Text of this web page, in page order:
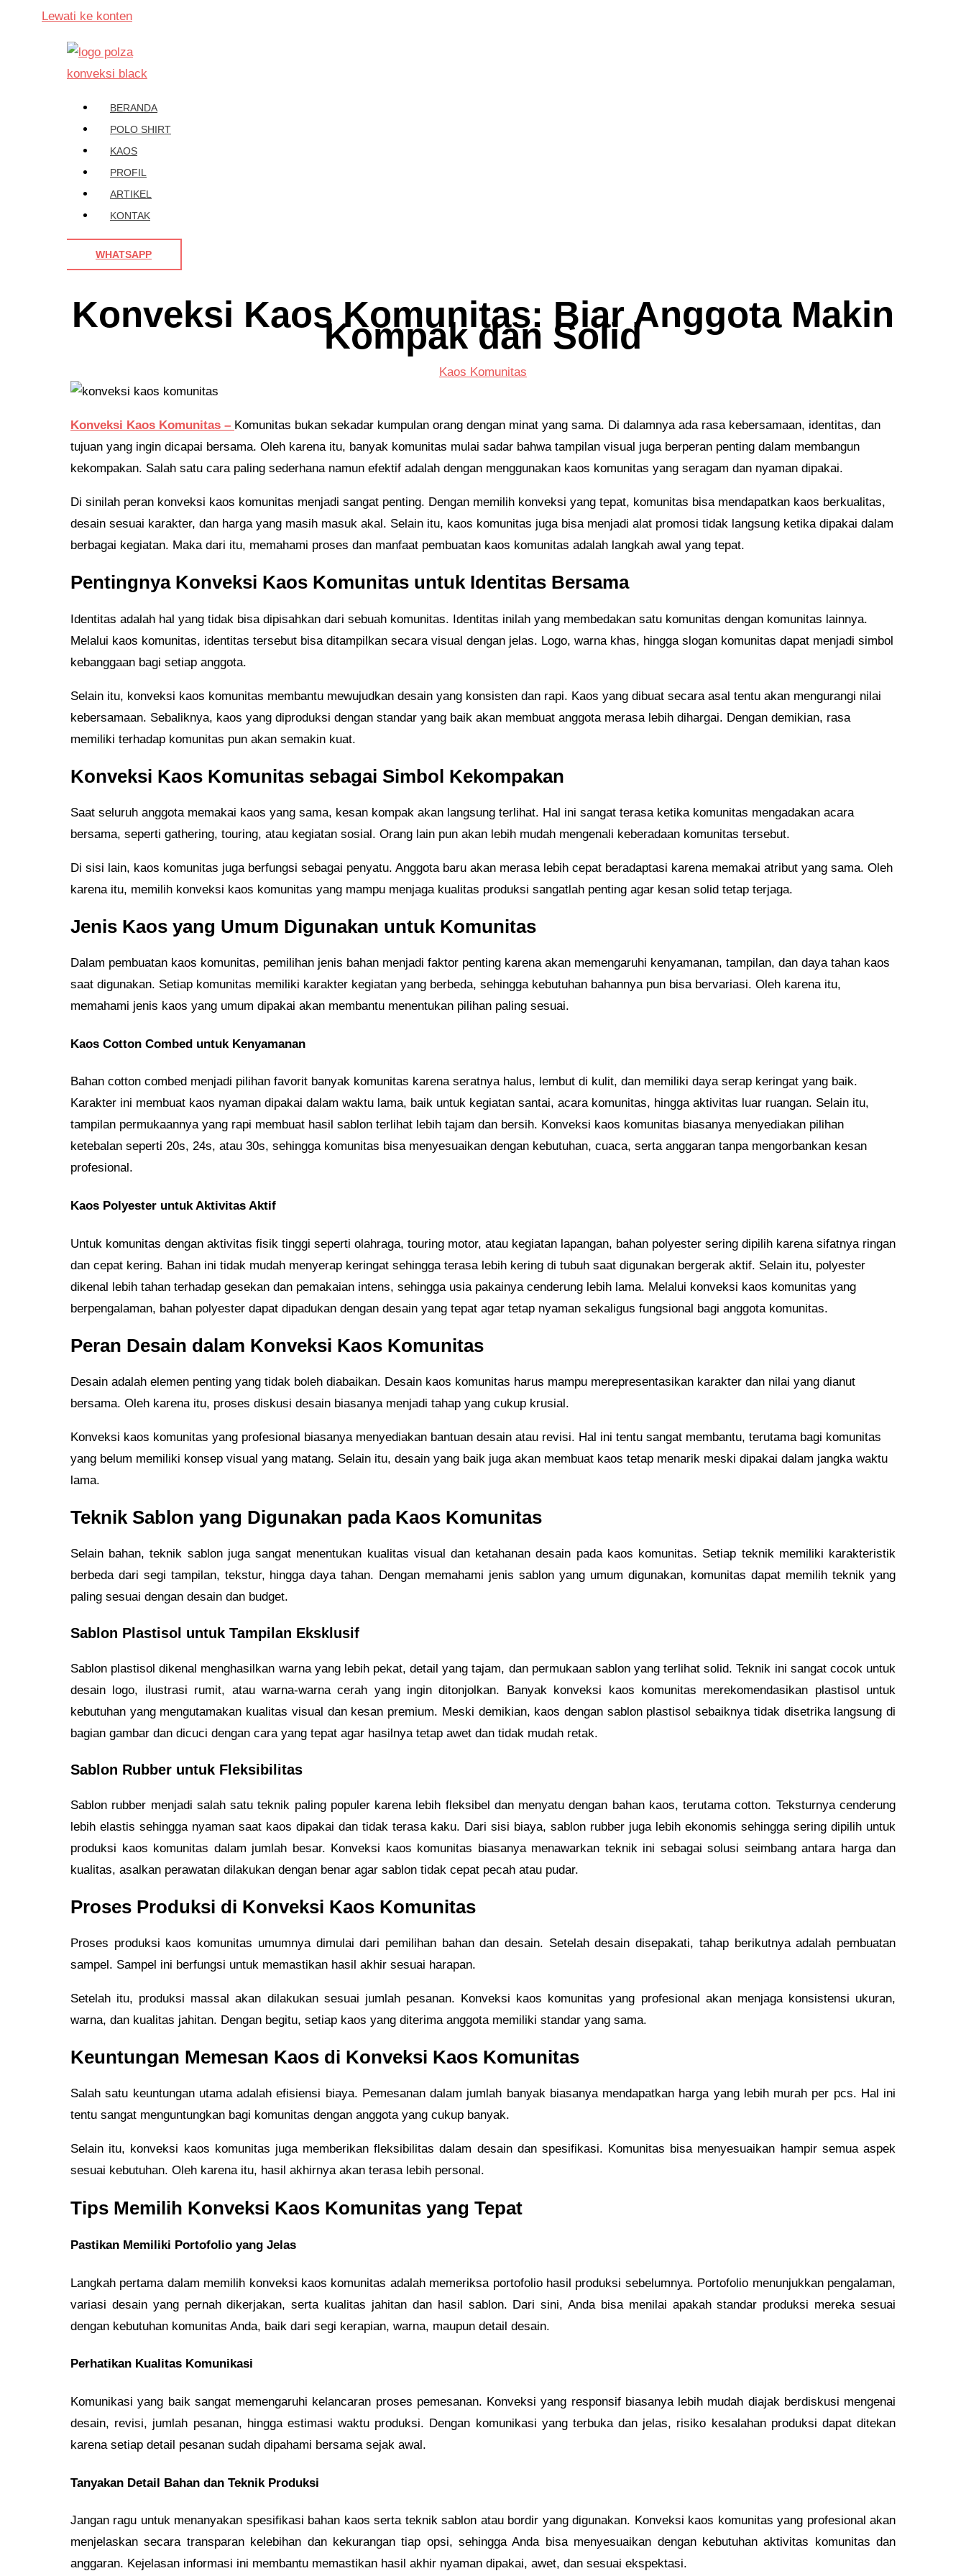
Lewati ke konten
BERANDA
POLO SHIRT
KAOS
PROFIL
ARTIKEL
KONTAK
WHATSAPP
Konveksi Kaos Komunitas: Biar Anggota Makin
Kompak dan Solid
Kaos Komunitas
Konveksi Kaos Komunitas – Komunitas bukan sekadar kumpulan orang dengan minat yang sama. Di dalamnya ada rasa kebersamaan, identitas, dan
tujuan yang ingin dicapai bersama. Oleh karena itu, banyak komunitas mulai sadar bahwa tampilan visual juga berperan penting dalam membangun
kekompakan. Salah satu cara paling sederhana namun efektif adalah dengan menggunakan kaos komunitas yang seragam dan nyaman dipakai.
Di sinilah peran konveksi kaos komunitas menjadi sangat penting. Dengan memilih konveksi yang tepat, komunitas bisa mendapatkan kaos berkualitas,
desain sesuai karakter, dan harga yang masih masuk akal. Selain itu, kaos komunitas juga bisa menjadi alat promosi tidak langsung ketika dipakai dalam
berbagai kegiatan. Maka dari itu, memahami proses dan manfaat pembuatan kaos komunitas adalah langkah awal yang tepat.
Pentingnya Konveksi Kaos Komunitas untuk Identitas Bersama
Identitas adalah hal yang tidak bisa dipisahkan dari sebuah komunitas. Identitas inilah yang membedakan satu komunitas dengan komunitas lainnya.
Melalui kaos komunitas, identitas tersebut bisa ditampilkan secara visual dengan jelas. Logo, warna khas, hingga slogan komunitas dapat menjadi simbol
kebanggaan bagi setiap anggota.
Selain itu, konveksi kaos komunitas membantu mewujudkan desain yang konsisten dan rapi. Kaos yang dibuat secara asal tentu akan mengurangi nilai
kebersamaan. Sebaliknya, kaos yang diproduksi dengan standar yang baik akan membuat anggota merasa lebih dihargai. Dengan demikian, rasa
memiliki terhadap komunitas pun akan semakin kuat.
Konveksi Kaos Komunitas sebagai Simbol Kekompakan
Saat seluruh anggota memakai kaos yang sama, kesan kompak akan langsung terlihat. Hal ini sangat terasa ketika komunitas mengadakan acara
bersama, seperti gathering, touring, atau kegiatan sosial. Orang lain pun akan lebih mudah mengenali keberadaan komunitas tersebut.
Di sisi lain, kaos komunitas juga berfungsi sebagai penyatu. Anggota baru akan merasa lebih cepat beradaptasi karena memakai atribut yang sama. Oleh
karena itu, memilih konveksi kaos komunitas yang mampu menjaga kualitas produksi sangatlah penting agar kesan solid tetap terjaga.
Jenis Kaos yang Umum Digunakan untuk Komunitas
Dalam pembuatan kaos komunitas, pemilihan jenis bahan menjadi faktor penting karena akan memengaruhi kenyamanan, tampilan, dan daya tahan kaos
saat digunakan. Setiap komunitas memiliki karakter kegiatan yang berbeda, sehingga kebutuhan bahannya pun bisa bervariasi. Oleh karena itu,
memahami jenis kaos yang umum dipakai akan membantu menentukan pilihan paling sesuai.
Kaos Cotton Combed untuk Kenyamanan
Bahan cotton combed menjadi pilihan favorit banyak komunitas karena seratnya halus, lembut di kulit, dan memiliki daya serap keringat yang baik.
Karakter ini membuat kaos nyaman dipakai dalam waktu lama, baik untuk kegiatan santai, acara komunitas, hingga aktivitas luar ruangan. Selain itu,
tampilan permukaannya yang rapi membuat hasil sablon terlihat lebih tajam dan bersih. Konveksi kaos komunitas biasanya menyediakan pilihan
ketebalan seperti 20s, 24s, atau 30s, sehingga komunitas bisa menyesuaikan dengan kebutuhan, cuaca, serta anggaran tanpa mengorbankan kesan
profesional.
Kaos Polyester untuk Aktivitas Aktif
Untuk komunitas dengan aktivitas fisik tinggi seperti olahraga, touring motor, atau kegiatan lapangan, bahan polyester sering dipilih karena sifatnya ringan
dan cepat kering. Bahan ini tidak mudah menyerap keringat sehingga terasa lebih kering di tubuh saat digunakan bergerak aktif. Selain itu, polyester
dikenal lebih tahan terhadap gesekan dan pemakaian intens, sehingga usia pakainya cenderung lebih lama. Melalui konveksi kaos komunitas yang
berpengalaman, bahan polyester dapat dipadukan dengan desain yang tepat agar tetap nyaman sekaligus fungsional bagi anggota komunitas.
Peran Desain dalam Konveksi Kaos Komunitas
Desain adalah elemen penting yang tidak boleh diabaikan. Desain kaos komunitas harus mampu merepresentasikan karakter dan nilai yang dianut
bersama. Oleh karena itu, proses diskusi desain biasanya menjadi tahap yang cukup krusial.
Konveksi kaos komunitas yang profesional biasanya menyediakan bantuan desain atau revisi. Hal ini tentu sangat membantu, terutama bagi komunitas
yang belum memiliki konsep visual yang matang. Selain itu, desain yang baik juga akan membuat kaos tetap menarik meski dipakai dalam jangka waktu
lama.
Teknik Sablon yang Digunakan pada Kaos Komunitas
Selain bahan, teknik sablon juga sangat menentukan kualitas visual dan ketahanan desain pada kaos komunitas. Setiap teknik memiliki karakteristik
berbeda dari segi tampilan, tekstur, hingga daya tahan. Dengan memahami jenis sablon yang umum digunakan, komunitas dapat memilih teknik yang
paling sesuai dengan desain dan budget.
Sablon Plastisol untuk Tampilan Eksklusif
Sablon plastisol dikenal menghasilkan warna yang lebih pekat, detail yang tajam, dan permukaan sablon yang terlihat solid. Teknik ini sangat cocok untuk
desain logo, ilustrasi rumit, atau warna-warna cerah yang ingin ditonjolkan. Banyak konveksi kaos komunitas merekomendasikan plastisol untuk
kebutuhan yang mengutamakan kualitas visual dan kesan premium. Meski demikian, kaos dengan sablon plastisol sebaiknya tidak disetrika langsung di
bagian gambar dan dicuci dengan cara yang tepat agar hasilnya tetap awet dan tidak mudah retak.
Sablon Rubber untuk Fleksibilitas
Sablon rubber menjadi salah satu teknik paling populer karena lebih fleksibel dan menyatu dengan bahan kaos, terutama cotton. Teksturnya cenderung
lebih elastis sehingga nyaman saat kaos dipakai dan tidak terasa kaku. Dari sisi biaya, sablon rubber juga lebih ekonomis sehingga sering dipilih untuk
produksi kaos komunitas dalam jumlah besar. Konveksi kaos komunitas biasanya menawarkan teknik ini sebagai solusi seimbang antara harga dan
kualitas, asalkan perawatan dilakukan dengan benar agar sablon tidak cepat pecah atau pudar.
Proses Produksi di Konveksi Kaos Komunitas
Proses produksi kaos komunitas umumnya dimulai dari pemilihan bahan dan desain. Setelah desain disepakati, tahap berikutnya adalah pembuatan
sampel. Sampel ini berfungsi untuk memastikan hasil akhir sesuai harapan.
Setelah itu, produksi massal akan dilakukan sesuai jumlah pesanan. Konveksi kaos komunitas yang profesional akan menjaga konsistensi ukuran,
warna, dan kualitas jahitan. Dengan begitu, setiap kaos yang diterima anggota memiliki standar yang sama.
Keuntungan Memesan Kaos di Konveksi Kaos Komunitas
Salah satu keuntungan utama adalah efisiensi biaya. Pemesanan dalam jumlah banyak biasanya mendapatkan harga yang lebih murah per pcs. Hal ini
tentu sangat menguntungkan bagi komunitas dengan anggota yang cukup banyak.
Selain itu, konveksi kaos komunitas juga memberikan fleksibilitas dalam desain dan spesifikasi. Komunitas bisa menyesuaikan hampir semua aspek
sesuai kebutuhan. Oleh karena itu, hasil akhirnya akan terasa lebih personal.
Tips Memilih Konveksi Kaos Komunitas yang Tepat
Pastikan Memiliki Portofolio yang Jelas
Langkah pertama dalam memilih konveksi kaos komunitas adalah memeriksa portofolio hasil produksi sebelumnya. Portofolio menunjukkan pengalaman,
variasi desain yang pernah dikerjakan, serta kualitas jahitan dan hasil sablon. Dari sini, Anda bisa menilai apakah standar produksi mereka sesuai
dengan kebutuhan komunitas Anda, baik dari segi kerapian, warna, maupun detail desain.
Perhatikan Kualitas Komunikasi
Komunikasi yang baik sangat memengaruhi kelancaran proses pemesanan. Konveksi yang responsif biasanya lebih mudah diajak berdiskusi mengenai
desain, revisi, jumlah pesanan, hingga estimasi waktu produksi. Dengan komunikasi yang terbuka dan jelas, risiko kesalahan produksi dapat ditekan
karena setiap detail pesanan sudah dipahami bersama sejak awal.
Tanyakan Detail Bahan dan Teknik Produksi
Jangan ragu untuk menanyakan spesifikasi bahan kaos serta teknik sablon atau bordir yang digunakan. Konveksi kaos komunitas yang profesional akan
menjelaskan secara transparan kelebihan dan kekurangan tiap opsi, sehingga Anda bisa menyesuaikan dengan kebutuhan aktivitas komunitas dan
anggaran. Kejelasan informasi ini membantu memastikan hasil akhir nyaman dipakai, awet, dan sesuai ekspektasi.